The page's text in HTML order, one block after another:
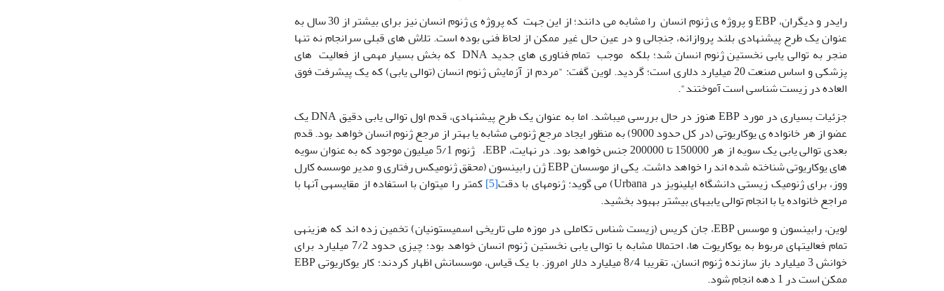
رایدر و دیگران، EBP و پروژه ی ژنوم انسان را مشابه می دانند؛ از این جهت که پروژه ی ژنوم انسان نیز برای بیشتر از 30 سال به
عنوان یک طرح پیشنهادی بلند پروازانه، جنجالی و در عین حال غیر ممکن از لحاظ فنی بوده است. تلاش های قبلی سرانجام نه تنها
منجر به توالی یابی نخستین ژنوم انسان شد؛ بلکه موجب تمام فناوری های جدید DNA که بخش بسیار مهمی از فعالیت های
پزشکی و اساس صنعت 20 میلیارد دلاری است؛ گردید. لوین گفت: "مردم از آزمایش ژنوم انسان (توالی یابی) که یک پیشرفت فوق
العاده در زیست شناسی است آموختند".
جزئیات بسیاری در مورد EBP هنوز در حال بررسی می­باشد. اما به عنوان یک طرح پیشنهادی، قدم اول توالی یابی دقیق DNA یک
عضو از هر خانواده ی یوکاریوتی (در کل حدود 9000) به منظور ایجاد مرجع ژنومی مشابه یا بهتر از مرجع ژنوم انسان خواهد بود. قدم
بعدی توالی یابی یک سویه از هر 150000 تا 200000 جنس خواهد بود. در نهایت، EBP، ژنوم 5/1 میلیون موجود که به عنوان سویه
های یوکاریوتی شناخته شده اند را خواهد داشت. یکی از موسسان EBP ژن رابینسون (محقق ژنومیکس رفتاری و مدیر موسسه کارل
ووز، برای ژنومیک زیستی دانشگاه ایلینویز در Urbana) می گوید: ژنوم­های با دقت
[5] کمتر را می­توان با استفاده از مقایسه­ی آنها با
مراجع خانواده یا با انجام توالی یابی­های بیشتر بهبود بخشید.
لوین، رابینسون و موسس EBP، جان کریس (زیست شناس تکاملی در موزه ملی تاریخی اسمیستونیان) تخمین زده اند که هزینه­ی
تمام فعالیت­های مربوط به یوکاریوت ها، احتمالا مشابه با توالی یابی نخستین ژنوم انسان خواهد بود؛ چیزی حدود 7/2 میلیارد برای
خوانش 3 میلیارد باز سازنده ژنوم انسان، تقریبا 8/4 میلیارد دلار امروز. با یک قیاس، موسسانش اظهار کردند؛ کار یوکاریوتی EBP
ممکن است در 1 دهه انجام شود.